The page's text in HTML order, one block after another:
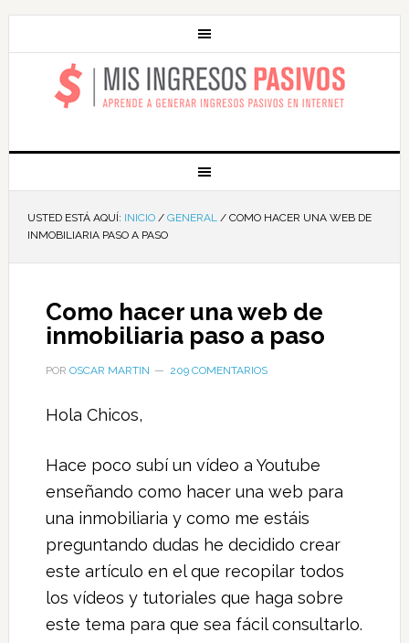
MIS INGRESOS
PASIVOS
USTED ESTÁ AQUÍ: INICIO / GENERAL /COMO HACER UNA WEB DE
INMOBILIARIA PASO A PASO
Como hacer una web de
inmobiliaria paso a paso
POR OSCAR MARTIN 209 COMENTARIOS
Hola Chicos,
Hace poco subí un vídeo a Youtube
enseñando como hacer una web para
una inmobiliaria y como me estáis
preguntando dudas he decidido crear
este artículo en el que recopilar todos
los vídeos y tutoriales que haga sobre
este tema para que sea fácil consultarlo.